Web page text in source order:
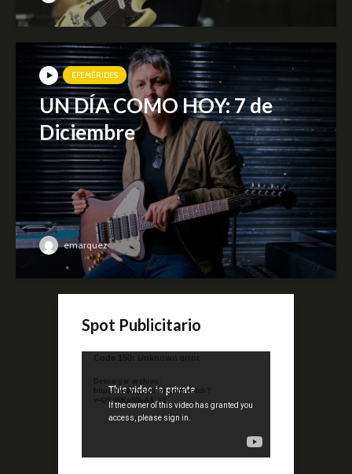
EFEMÉRIDES
UN DÍA COMO HOY: 7 de
Diciembre
emarquez
Spot Publicitario
Reproductor
video
Code 150: Unknown error.
Descargar archivo:
https://www.youtube.com/watch?
v=QKif6Ko80uA&_=1